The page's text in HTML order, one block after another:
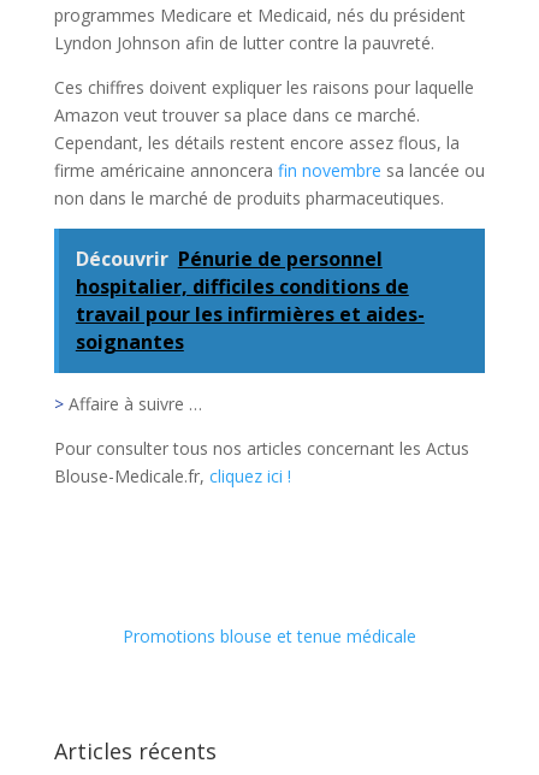
programmes Medicare et Medicaid, nés du président
Lyndon Johnson afin de lutter contre la pauvreté.
Ces chiffres doivent expliquer les raisons pour laquelle
Amazon veut trouver sa place dans ce marché.
Cependant, les détails restent encore assez flous, la
firme américaine annoncera fin novembre sa lancée ou
non dans le marché de produits pharmaceutiques.
Découvrir Pénurie de personnel
hospitalier, difficiles conditions de
travail pour les infirmières et aides-
soignantes
>Affaire à suivre …
Pour consulter tous nos articles concernant les Actus
Blouse-Medicale.fr, cliquez ici !
Promotions blouse et tenue médicale
Articles récents